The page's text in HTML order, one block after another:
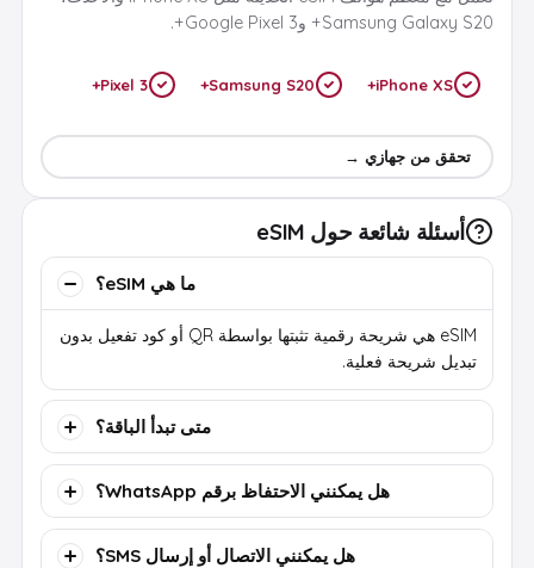
Samsung Galaxy S20+ وGoogle Pixel 3+.
iPhone XS+
Samsung S20+
Pixel 3+
تحقق من جهازي →
أسئلة شائعة حول eSIM
ما هي eSIM؟
eSIM هي شريحة رقمية تثبتها بواسطة QR أو كود تفعيل بدون
تبديل شريحة فعلية.
متى تبدأ الباقة؟
هل يمكنني الاحتفاظ برقم WhatsApp؟
هل يمكنني الاتصال أو إرسال SMS؟